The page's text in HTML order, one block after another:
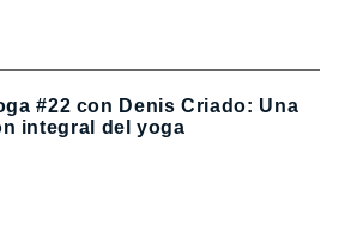
#22 con Denis Criado: Una
integral del yoga